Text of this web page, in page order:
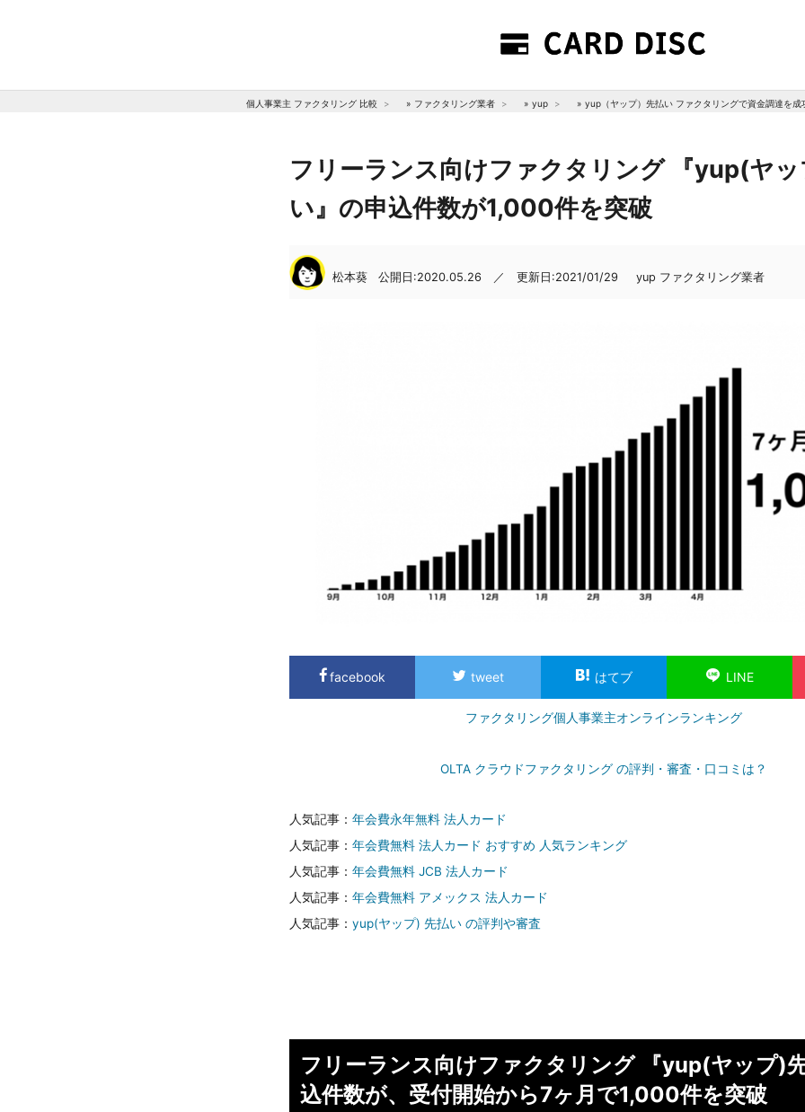
個人事業主 ファクタリング 比較 » ファクタリング業者 » yup » yup（ヤップ）先払い ファクタリングで資金調達を成
フリーランス向けファクタリング 『yup(ヤ
い』の申込件数が1,000件を突破
松本葵 公開日:2020.05.26 ／ 更新日:2021/01/29 yup ファクタリング業者
facebook tweet はてブ LINE
ファクタリング個人事業主オンラインランキング
OLTA クラウドファクタリング の評判・審査・口コミは？
人気記事： 年会費永年無料 法人カード
人気記事： 年会費無料 法人カード おすすめ 人気ランキング
人気記事： 年会費無料 JCB 法人カード
人気記事： 年会費無料 アメックス 法人カード
人気記事： yup(ヤップ) 先払い の評判や審査
フリーランス向けファクタリング 『yup(ヤップ)
込件数が、受付開始から7ヶ月で1,000件を突破